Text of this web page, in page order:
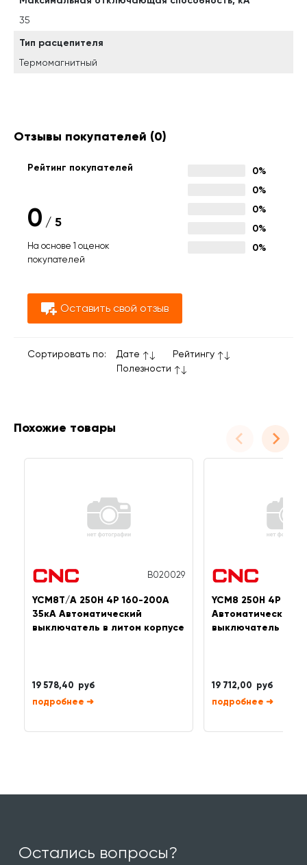
35
Тип расцепителя
Термомагнитный
Отзывы покупателей (0)
Рейтинг покупателей
0 / 5
На основе 1 оценок
покупателей
0%
0%
0%
0%
0%
Оставить свой отзыв
Сортировать по: Дате
Рейтингу
Полезности
Похожие товары
B020029
YCM8T/A 250H 4P 160-200A
35кА Автоматический
выключатель в литом корпусе
19 578,40 руб
➜
YCM8 250H 4P
Автоматический
выключатель в
19 712,00 руб
➜
Остались вопросы?